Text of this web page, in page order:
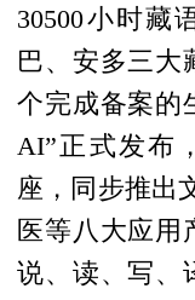
30500小时藏
巴、安多三大
个完成备案的
AI”正式发布
座，同步推出
医等八大应用
说、读、写、